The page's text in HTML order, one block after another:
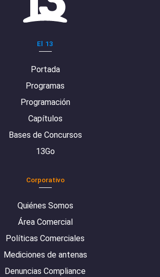
El 13
Portada
Programas
Programación
Capítulos
Bases de Concursos
13Go
Corporativo
Quiénes Somos
Área Comercial
Políticas Comerciales
Mediciones de antenas
Denuncias Compliance